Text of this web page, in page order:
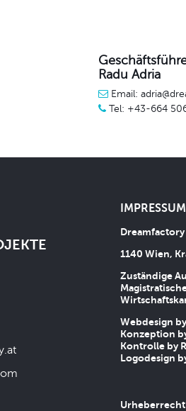
Radu Adria
Email:
Tel: +43-664
1140 Wien,
Zuständige
Webdesign
Konzeption
Kontrolle by
Logodesign
Urheberrecht